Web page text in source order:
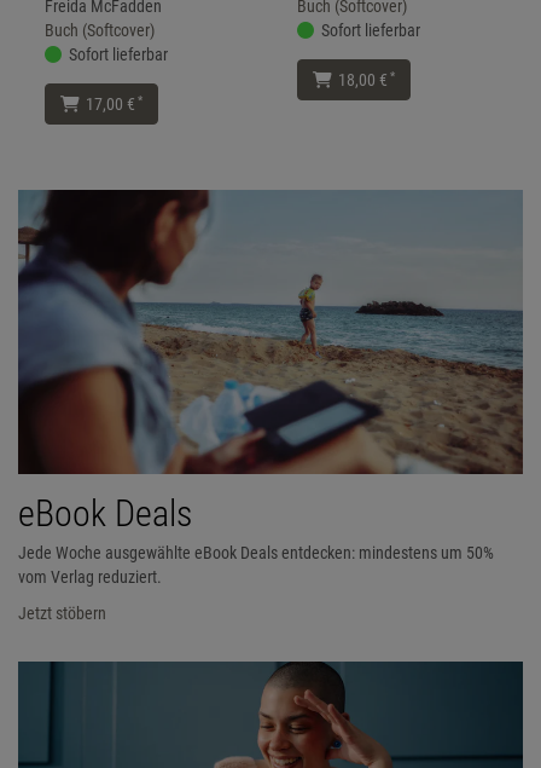
Freida McFadden
Buch (Softcover)
Sofort lieferbar
17,00 € *
Buch (Softcover)
Sofort lieferbar
18,00 € *
eBook Deals
Jede Woche ausgewählte eBook Deals entdecken: mindestens um 50%
vom Verlag reduziert.
Jetzt stöbern